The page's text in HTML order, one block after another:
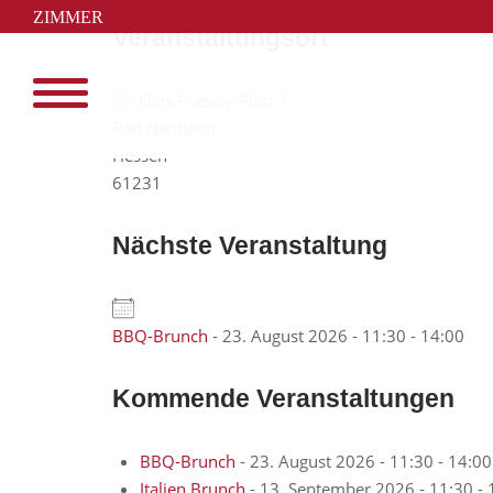
to
ZIMMER
Menu
Veranstaltungsort
Hessen
61231
Nächste Veranstaltung
BBQ-Brunch - 23. August 2026 - 11:30 - 14:00
Kommende Veranstaltungen
BBQ-Brunch - 23. August 2026 - 11:30 - 14:00
Italien Brunch - 13. September 2026 - 11:30 -